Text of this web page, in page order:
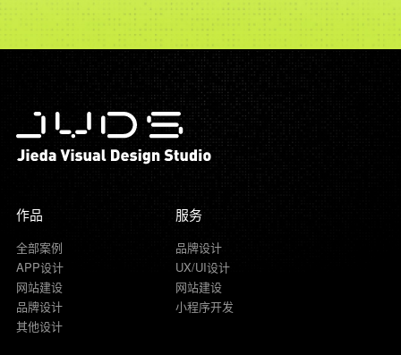
作品
全部案例
APP设计
网站建设
品牌设计
其他设计
服务
品牌设计
UX/UI设计
网站建设
小程序开发